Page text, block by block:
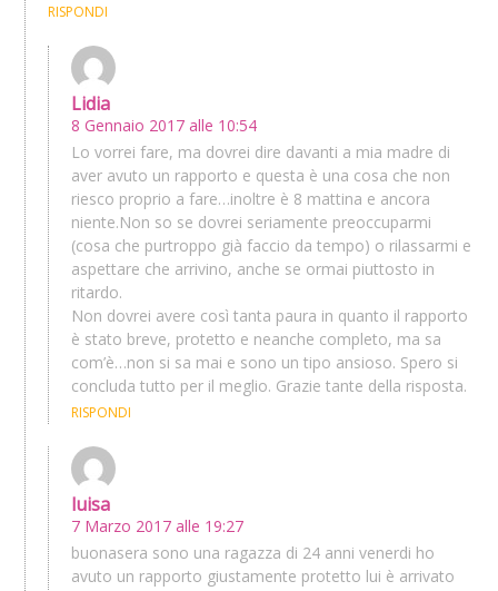
RISPONDI
Lidia
8 Gennaio 2017 alle 10:54
Lo vorrei fare, ma dovrei dire davanti a mia madre di
aver avuto un rapporto e questa è una cosa che non
riesco proprio a fare…inoltre è 8 mattina e ancora
niente.Non so se dovrei seriamente preoccuparmi
(cosa che purtroppo già faccio da tempo) o rilassarmi e
aspettare che arrivino, anche se ormai piuttosto in
ritardo.
Non dovrei avere così tanta paura in quanto il rapporto
è stato breve, protetto e neanche completo, ma sa
com’è…non si sa mai e sono un tipo ansioso. Spero si
concluda tutto per il meglio. Grazie tante della risposta.
RISPONDI
luisa
7 Marzo 2017 alle 19:27
buonasera sono una ragazza di 24 anni venerdi ho
avuto un rapporto giustamente protetto lui è arrivato